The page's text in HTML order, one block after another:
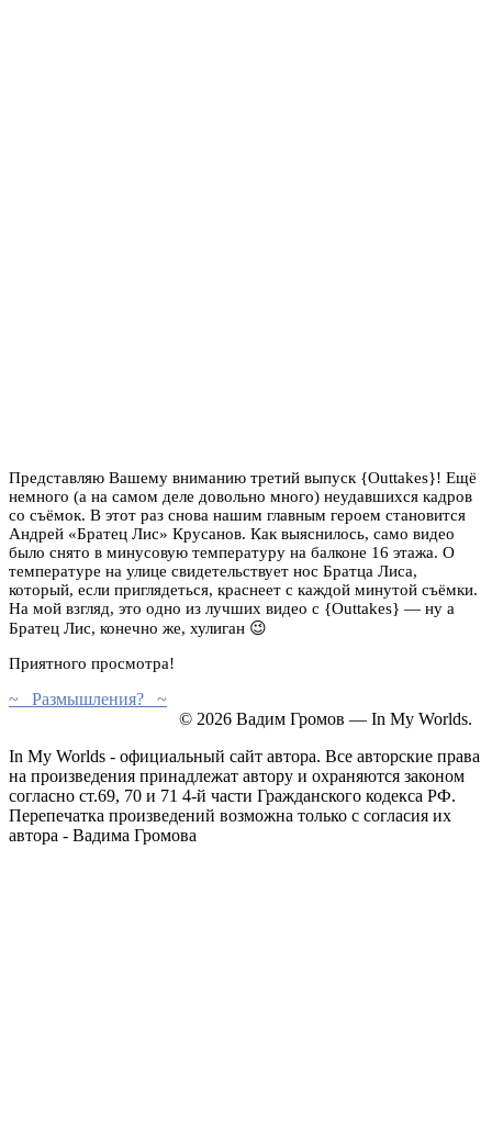
Представляю Вашему вниманию третий выпуск {Outtakes}! Ещё
немного (а на самом деле довольно много) неудавшихся кадров
со съёмок. В этот раз снова нашим главным героем становится
Андрей «Братец Лис» Крусанов. Как выяснилось, само видео
было снято в минусовую температуру на балконе 16 этажа. О
температуре на улице свидетельствует нос Братца Лиса,
который, если приглядеться, краснеет с каждой минутой съёмки.
На мой взгляд, это одно из лучших видео с {Outtakes} — ну а
Братец Лис, конечно же, хулиган 😉
Приятного просмотра!
~ Размышления? ~
© 2026 Вадим Громов — In My Worlds.
In My Worlds - официальный сайт автора. Все авторские права
на произведения принадлежат автору и охраняются законом
согласно ст.69, 70 и 71 4-й части Гражданского кодекса РФ.
Перепечатка произведений возможна только с согласия их
автора - Вадима Громова